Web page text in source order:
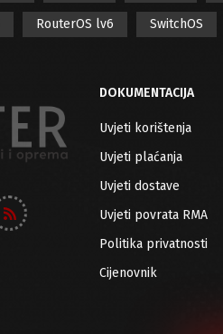
RouterOS lv6 SwitchOS
DOKUMENTACIJA
Uvjeti korištenja
Uvjeti plaćanja
Uvjeti dostave
Uvjeti povrata RMA
Politika privatnosti
Cijenovnik